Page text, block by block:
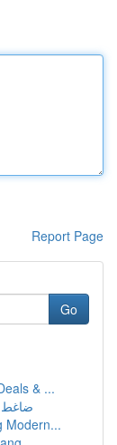
Report Page
Go
& ...
ضاغط
Modern...